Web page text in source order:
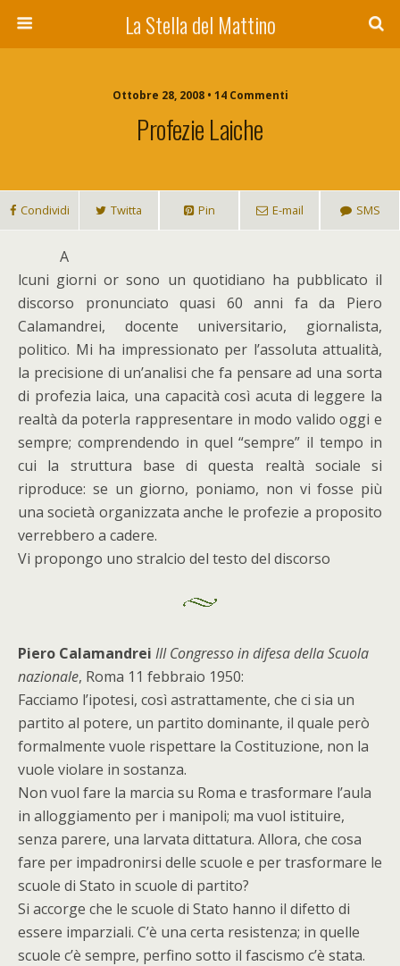
La Stella del Mattino
Ottobre 28, 2008 • 14 Commenti
Profezie Laiche
Condividi Twitta Pin E-mail SMS
A
lcuni giorni or sono un quotidiano ha pubblicato il
discorso pronunciato quasi 60 anni fa da Piero
Calamandrei, docente universitario, giornalista,
politico. Mi ha impressionato per l’assoluta attualità,
la precisione di un’analisi che fa pensare ad una sorta
di profezia laica, una capacità così acuta di leggere la
realtà da poterla rappresentare in modo valido oggi e
sempre; comprendendo in quel “sempre” il tempo in
cui la struttura base di questa realtà sociale si
riproduce: se un giorno, poniamo, non vi fosse più
una società organizzata anche le profezie a proposito
verrebbero a cadere.
Vi propongo uno stralcio del testo del discorso
Piero Calamandrei III Congresso in difesa della Scuola
nazionale, Roma 11 febbraio 1950:
Facciamo l’ipotesi, così astrattamente, che ci sia un
partito al potere, un partito dominante, il quale però
formalmente vuole rispettare la Costituzione, non la
vuole violare in sostanza.
Non vuol fare la marcia su Roma e trasformare l’aula
in alloggiamento per i manipoli; ma vuol istituire,
senza parere, una larvata dittatura. Allora, che cosa
fare per impadronirsi delle scuole e per trasformare le
scuole di Stato in scuole di partito?
Si accorge che le scuole di Stato hanno il difetto di
essere imparziali. C’è una certa resistenza; in quelle
scuole c’è sempre, perfino sotto il fascismo c’è stata.